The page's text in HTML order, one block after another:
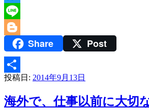
Twitter
Line
BloggerShare Post
共
有
投稿日: 2014年9月13日
海外で、仕事以前に大切